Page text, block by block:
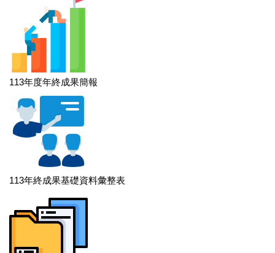
113年度年終成果簡報
113年終成果基礎資料彙整表